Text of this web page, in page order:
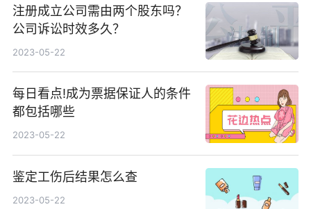
注册成立公司需由两个股东吗？
公司诉讼时效多久？
2023-05-22
每日看点!成为票据保证人的条件
都包括哪些
2023-05-22
鉴定工伤后结果怎么查
2023-05-22